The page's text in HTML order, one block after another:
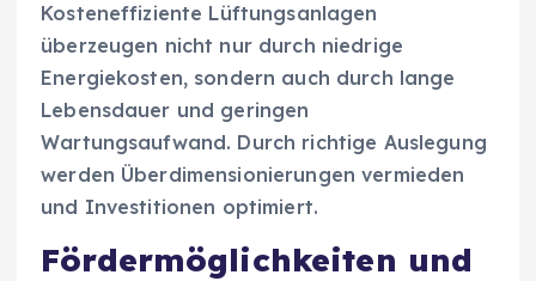
Kosteneffiziente Lüftungsanlagen
überzeugen nicht nur durch niedrige
Energiekosten, sondern auch durch lange
Lebensdauer und geringen
Wartungsaufwand. Durch richtige Auslegung
werden Überdimensionierungen vermieden
und Investitionen optimiert.
Fördermöglichkeiten und